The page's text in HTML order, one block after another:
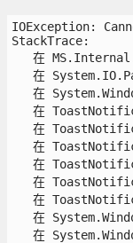
IOException:
StackTrace:
在
在
在
在
在
在
在
在
在
在
在